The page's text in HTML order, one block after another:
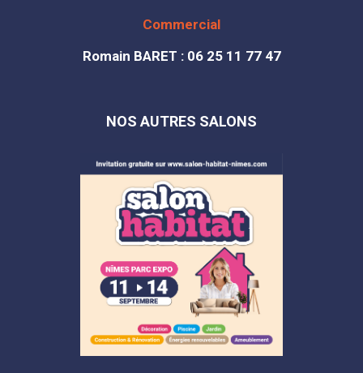
Commercial
Romain BARET : 06 25 11 77 47
NOS AUTRES SALONS